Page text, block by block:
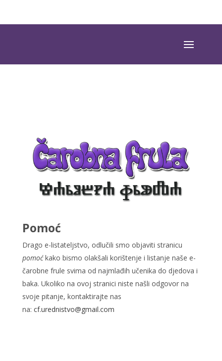
Pomoć
Drago e-listateljstvo, odlučili smo objaviti stranicu
pomoćkako bismo olakšali korištenje i listanje naše e-
čarobne frule svima od najmlađih učenika do djedova i
baka. Ukoliko na ovoj stranici niste našli odgovor na
svoje pitanje, kontaktirajte nas
na: cf.urednistvo@gmail.com